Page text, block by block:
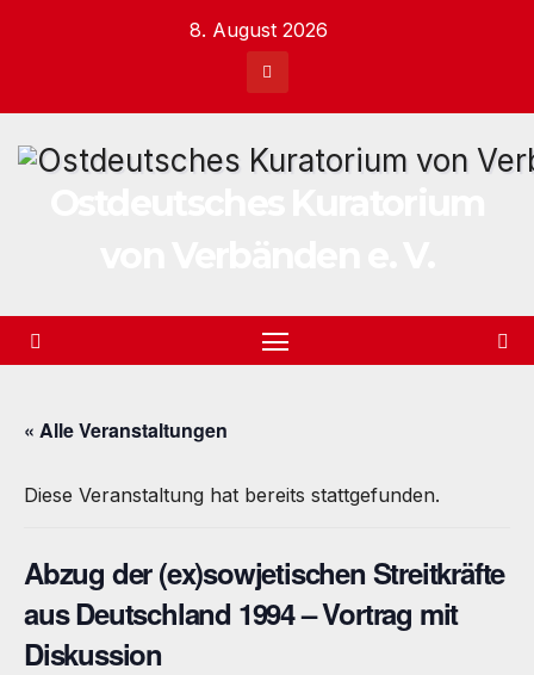
8. August 2026
« Alle Veranstaltungen
Diese Veranstaltung hat bereits stattgefunden.
Abzug der (ex)sowjetischen Streitkräfte
aus Deutschland 1994 – Vortrag mit
Diskussion